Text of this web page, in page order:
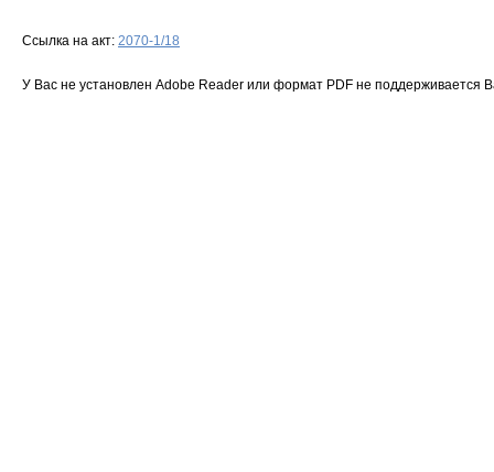
Ссылка на акт: 2070-1/18
У Вас не установлен Adobe Reader или формат PDF не поддерживается